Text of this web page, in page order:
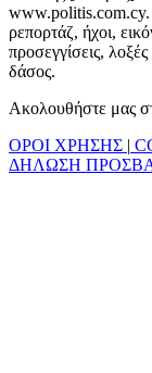
www.politis.com.cy.
ρεπορτάζ, ήχοι,
προσεγγίσεις,
δάσος.
Ακολουθήστε μας
ΟΡΟΙ ΧΡΗΣΗΣ |
ΔΗΛΩΣΗ